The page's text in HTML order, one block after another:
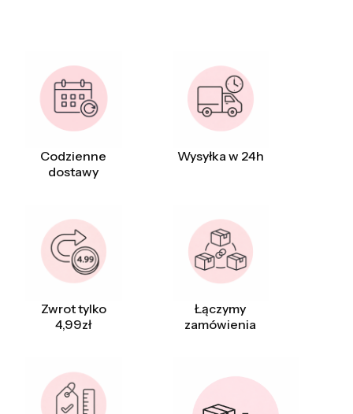
Codzienne
dostawy
Wysyłka w 24h
Zwrot tylko
4,99zł
Łączymy
zamówienia